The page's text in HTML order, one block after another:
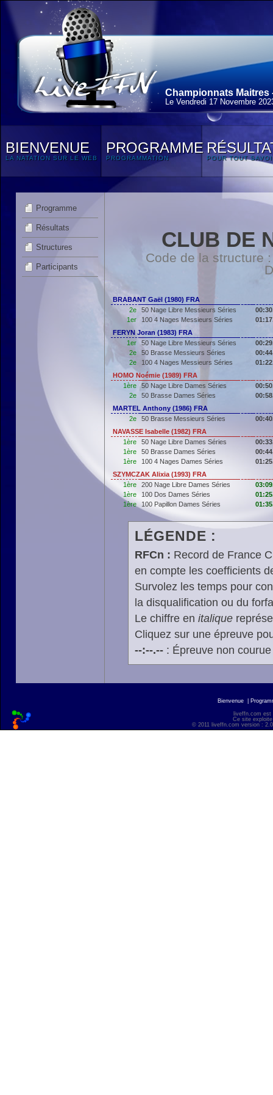
Championnats Maitres
Le Vendredi 17 Novembre
BIENVENUE
LA NATATION SUR LE WEB
PROGRAMME
PROGRAMMATION POUR TOUT
Programme
Résultats
Structures
Participants
CLUB DE
Code de la structure
BRABANT Gaël (1980) FRA
2e
50 Nage Libre Messieurs Séries
1er
100 4 Nages Messieurs Séries
FERYN Joran (1983) FRA
1er
50 Nage Libre Messieurs Séries
2e
50 Brasse Messieurs Séries
2e
100 4 Nages Messieurs Séries
HOMO Noémie (1989) FRA
1ère
50 Nage Libre Dames Séries
2e
50 Brasse Dames Séries
MARTEL Anthony (1986) FRA
2e
50 Brasse Messieurs Séries
NAVASSE Isabelle (1982) FRA
1ère
50 Nage Libre Dames Séries
1ère
50 Brasse Dames Séries
1ère
100 4 Nages Dames Séries
SZYMCZAK Alixia (1993) FRA
1ère
200 Nage Libre Dames Séries
1ère
100 Dos Dames Séries
1ère
100 Papillon Dames Séries
LÉGENDE :
RFCn : Record de France
en compte les coefficients
Survolez les temps pour
la disqualification ou du
Le chiffre en italique
Cliquez sur une épreuve
--:--.--: Épreuve non
Bienvenue
liveffn.com est
Ce site
© 2011 liveffn.com version :